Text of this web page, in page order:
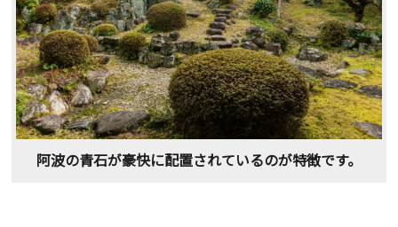
阿波の青石が豪快に配置されているのが特徴です。